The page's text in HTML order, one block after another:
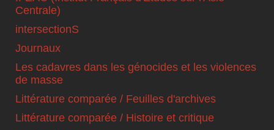
Centrale)
intersectionS
Journaux
Les cadavres dans les génocides et les violences
de masse
Littérature comparée / Feuilles d'archives
Littérature comparée / Histoire et critique